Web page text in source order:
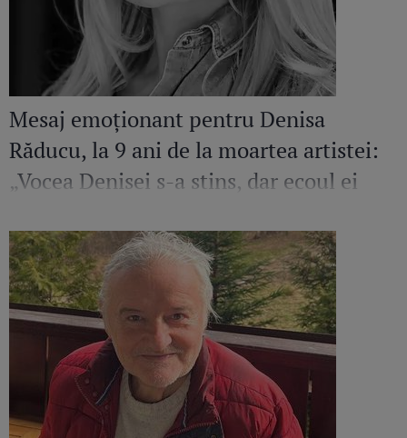
Mesaj emoționant pentru Denisa
Răducu, la 9 ani de la moartea artistei:
„Vocea Denisei s-a stins, dar ecoul ei